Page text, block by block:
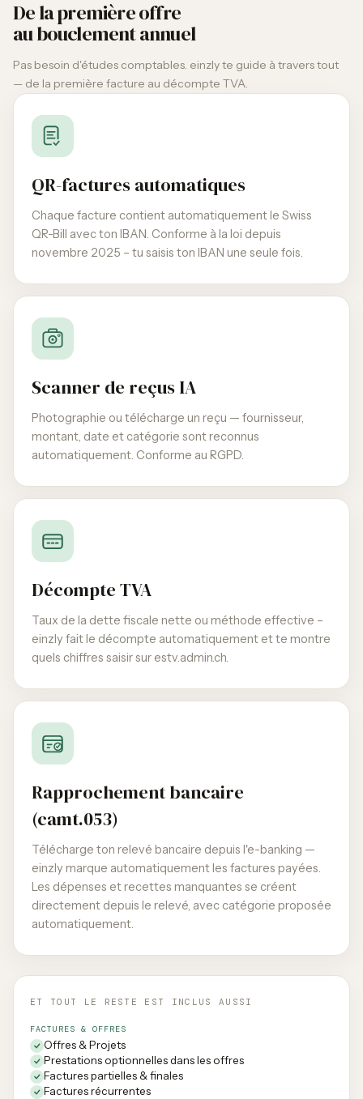
De la première offre
au bouclement annuel
Pas besoin d'études comptables. einzly te guide à travers tout
— de la première facture au décompte TVA.
QR-factures automatiques
Chaque facture contient automatiquement le Swiss
QR-Bill avec ton IBAN. Conforme à la loi depuis
novembre 2025 – tu saisis ton IBAN une seule fois.
Scanner de reçus IA
Photographie ou télécharge un reçu — fournisseur,
montant, date et catégorie sont reconnus
automatiquement. Conforme au RGPD.
Décompte TVA
Taux de la dette fiscale nette ou méthode effective –
einzly fait le décompte automatiquement et te montre
quels chiffres saisir sur estv.admin.ch.
Rapprochement bancaire
(camt.053)
Télécharge ton relevé bancaire depuis l'e-banking —
einzly marque automatiquement les factures payées.
Les dépenses et recettes manquantes se créent
directement depuis le relevé, avec catégorie proposée
automatiquement.
ET TOUT LE RESTE EST INCLUS AUSSI
FACTURES & OFFRES
Offres & Projets
Prestations optionnelles dans les offres
Factures partielles & finales
Factures récurrentes